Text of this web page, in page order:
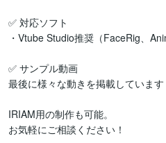
✅ 対応ソフト
・Vtube Studio推奨（FaceRig、
✅ サンプル動画
最後に様々な動きを掲載しています
IRIAM用の制作も可能。
お気軽にご相談ください！